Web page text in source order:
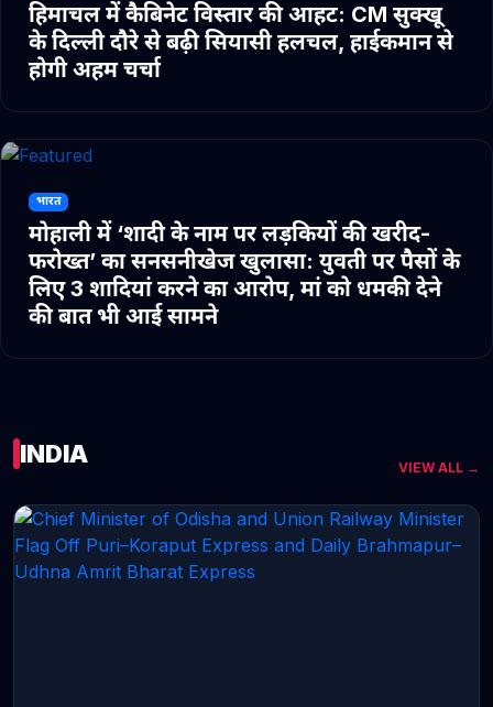
हिमाचल में कैबिनेट विस्तार की आहट: CM सुक्खू
के दिल्ली दौरे से बढ़ी सियासी हलचल, हाईकमान से
होगी अहम चर्चा
भारत
मोहाली में ‘शादी के नाम पर लड़कियों की खरीद-
फरोख्त’ का सनसनीखेज खुलासा: युवती पर पैसों के
लिए 3 शादियां करने का आरोप, मां को धमकी देने
की बात भी आई सामने
INDIA VIEW ALL →